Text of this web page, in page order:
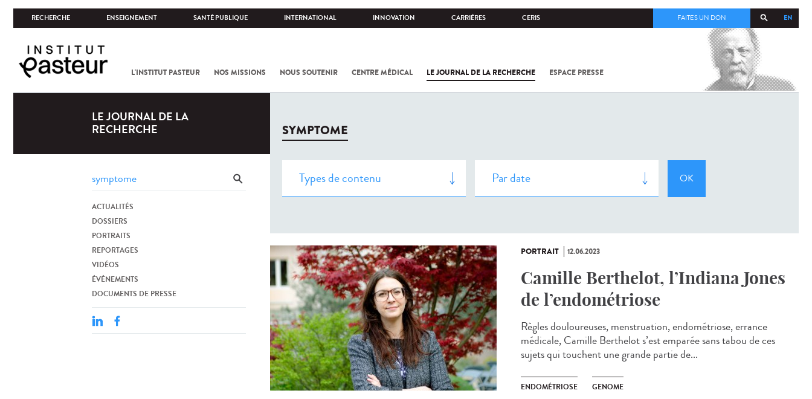
RECHERCHE ENSEIGNEMENT SANTÉ PUBLIQUE INTERNATIONAL INNOVATION CARRIÈRES CERIS EN
FAITES UN DON
L'INSTITUT PASTEUR NOS MISSIONS NOUS SOUTENIR CENTRE MÉDICAL LE JOURNAL DE LA RECHERCHE ESPACE PRESSE
COV-2 /
LE JOURNAL DE LA
RECHERCHE
ACTUALITÉS
DOSSIERS
PORTRAITS
REPORTAGES
VIDÉOS
ÉVÉNEMENTS
DOCUMENTS DE PRESSE
SYMPTOME
PORTRAIT 12.06.2023
Camille Berthelot, l’Indiana Jones
de l’endométriose
Règles douloureuses, menstruation, endométriose, errance
médicale, Camille Berthelot s’est emparée sans tabou de ces
sujets qui touchent une grande partie de...
ENDOMÉTRIOSE GENOME